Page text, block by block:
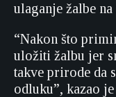
ulaganje žalbe
“Nakon što
uložiti žalbu jer
takve prirode da
odluku”, kazao